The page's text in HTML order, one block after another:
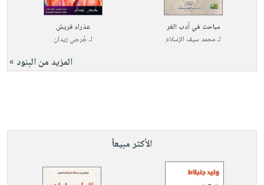
مباحث في أدب الغر
لـمحمد سيف الإسلام
عذراء قريش
لـجُرجي زيدان
المزيد من البنود »
الأكثر مبيعاً